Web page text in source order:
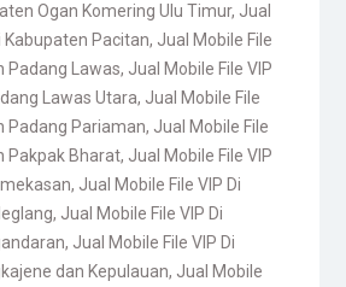
Ogan Komering Ulu Timur, Jual
Kabupaten Pacitan, Jual Mobile File
Padang Lawas, Jual Mobile File VIP
Lawas Utara, Jual Mobile File
Padang Pariaman, Jual Mobile File
Pakpak Bharat, Jual Mobile File VIP
, Jual Mobile File VIP Di
, Jual Mobile File VIP Di
, Jual Mobile File VIP Di
dan Kepulauan, Jual Mobile